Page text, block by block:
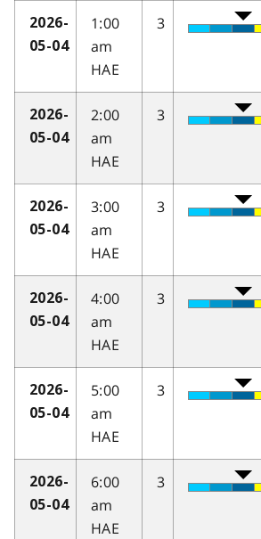
2026-
05-04
1:00
am
HAE
3
2026-
05-04
2:00
am
HAE
3
2026-
05-04
3:00
am
HAE
3
2026-
05-04
4:00
am
HAE
3
2026-
05-04
5:00
am
HAE
3
2026-
05-04
6:00
am
HAE
3